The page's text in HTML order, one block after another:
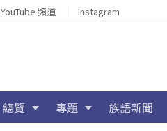
YouTube 頻道 Instagram
總覽 專題 族語新聞